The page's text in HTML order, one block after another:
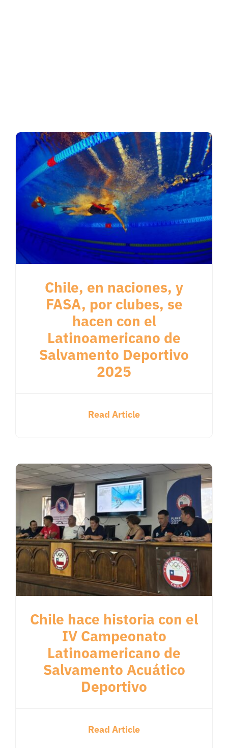
Chile, en naciones, y
FASA, por clubes, se
hacen con el
Latinoamericano de
Salvamento Deportivo
2025
Read Article
Chile hace historia con el
IV Campeonato
Latinoamericano de
Salvamento Acuático
Deportivo
Read Article